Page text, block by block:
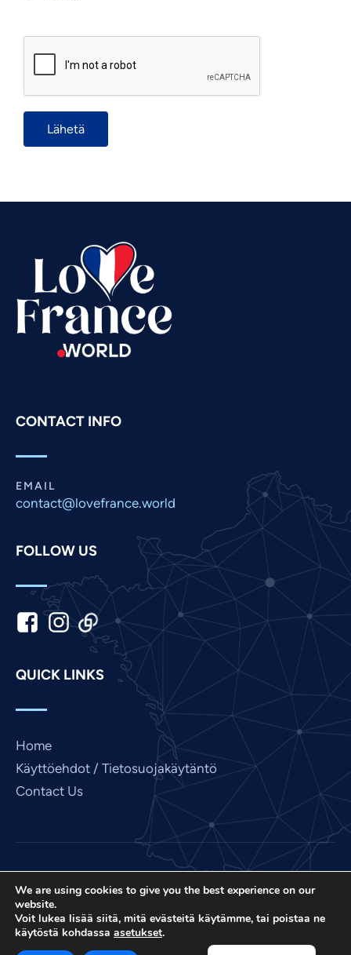
CONTACT INFO
EMAIL
contact@lovefrance.world
FOLLOW US
QUICK LINKS
Home
Käyttöehdot / Tietosuojakäytäntö
Contact Us
Love France on International Prayer Connectin
projekti, US 501 (C) (3) voittoa tavoittelematon EIN:
85-3845307.
© 2026. Kaikki oikeudet pidätetään. Sivuston
We are using cookies to give you the best experience on our
website.
Voit lukea lisää siitä, mitä evästeitä käytämme, tai poistaa ne
käytöstä kohdassa asetukset.
Afrikaans
Arabic
French
Japanese
Kannada
Khmer
Malay
Marathi
Nepali